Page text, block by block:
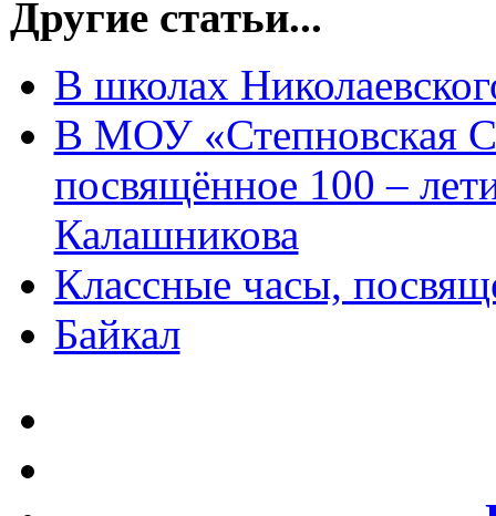
Другие статьи...
В школах
В МОУ «Степновская
посвящённое 100 –
Калашникова
Классные часы,
Байкал